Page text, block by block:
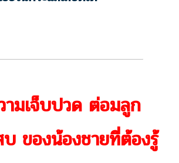
ามเจ็บปวด ต่อมลูก
ของน้องชายที่ต้องรู้